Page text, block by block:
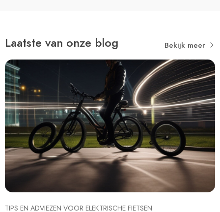
Laatste van onze blog Bekijk meer
TIPS EN ADVIEZEN VOOR ELEKTRISCHE FIETSEN